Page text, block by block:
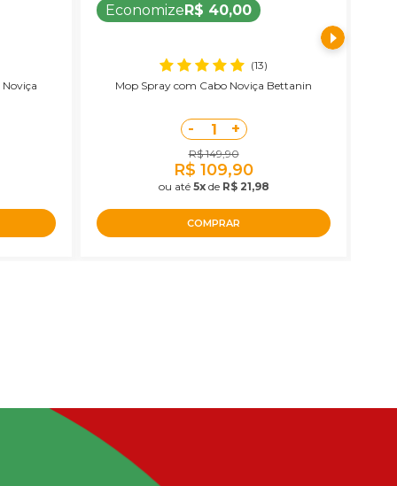
EconomizeR$ 40,00
(13)
Mop Spray com Cabo Noviça Bettanin
- 1 +
R$ 149,90
R$ 109,90
ou até 5xde R$ 21,98
COMPRAR